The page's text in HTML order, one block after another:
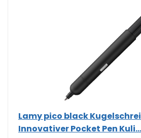
Lamy pico black
Innovativer Pocket Pen